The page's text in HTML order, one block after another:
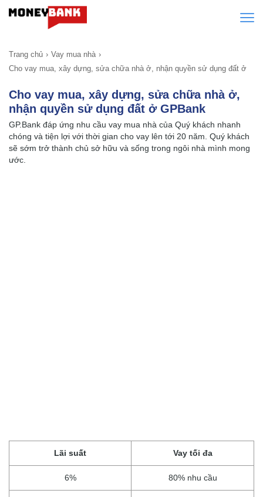
Trang chủ
Vay mua nhà
Cho vay mua, xây dựng, sửa chữa nhà ở, nhận quyền sử dụng đất ở
Cho vay mua, xây dựng, sửa chữa nhà ở,
nhận quyền sử dụng đất ở GPBank
GP.Bank đáp ứng nhu cầu vay mua nhà của Quý khách nhanh
chóng và tiện lợi với thời gian cho vay lên tới 20 năm. Quý khách
sẽ sớm trở thành chủ sở hữu và sống trong ngôi nhà mình mong
ước.
Lãi suất
6%
Vay tối đa
80% nhu cầu